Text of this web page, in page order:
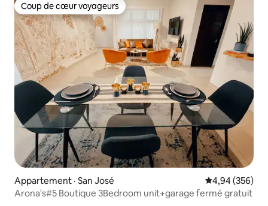
Coup de cœur voyageurs
Coup de cœur voyageurs
Appartement · San José Note
4,94 (356)
Arona's#5 Boutique 3Bedroom unit+garage fermé gratuit